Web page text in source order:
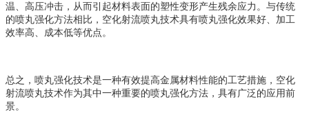
温、高压冲击，从而引起材料表面的塑性变形产生残余应力。与传统
的喷丸强化方法相比，空化射流喷丸技术具有喷丸强化效果好、加工
效率高、成本低等优点。
总之，喷丸强化技术是一种有效提高金属材料性能的工艺措施，空化
射流喷丸技术作为其中一种重要的喷丸强化方法，具有广泛的应用前
景。